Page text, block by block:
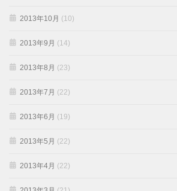
2013年10月 (10)
2013年9月 (14)
2013年8月 (23)
2013年7月 (22)
2013年6月 (19)
2013年5月 (22)
2013年4月 (22)